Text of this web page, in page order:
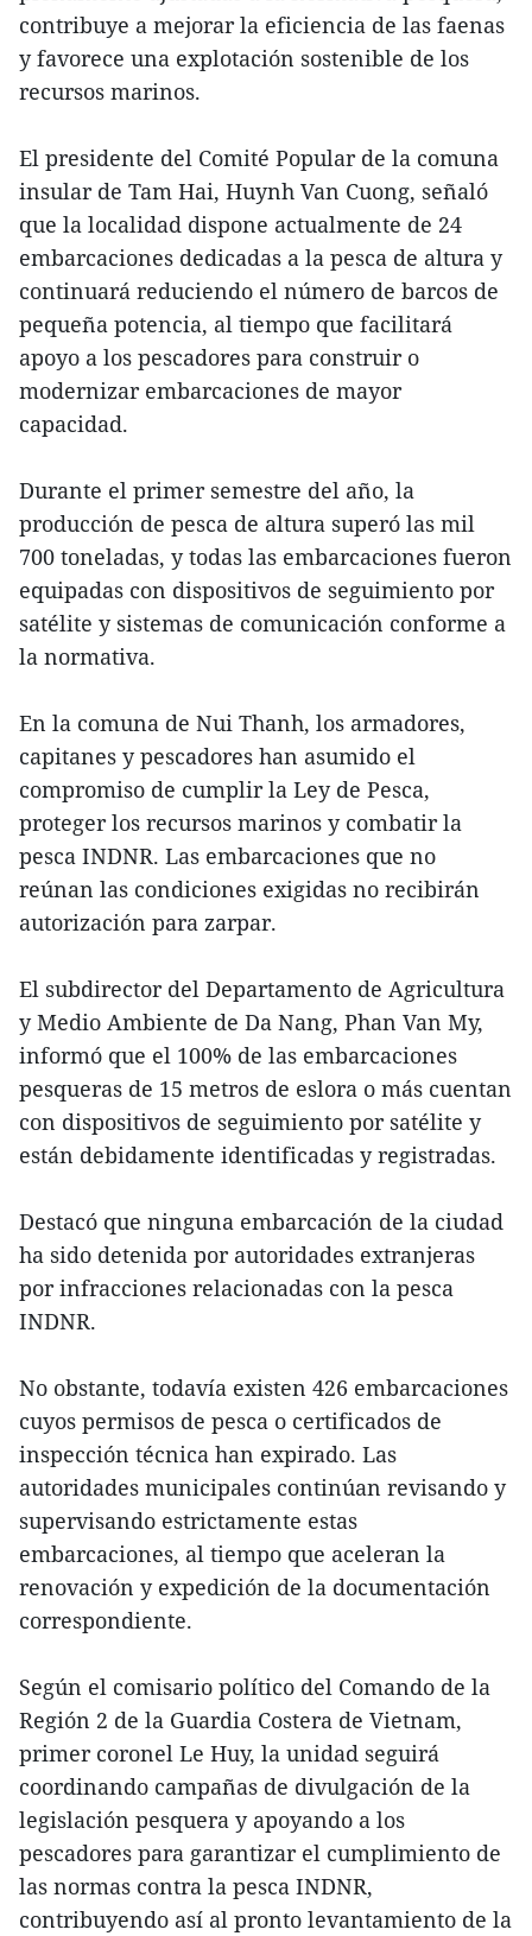
contribuye a mejorar la eficiencia de las faenas
y favorece una explotación sostenible de los
recursos marinos.
El presidente del Comité Popular de la comuna
insular de Tam Hai, Huynh Van Cuong, señaló
que la localidad dispone actualmente de 24
embarcaciones dedicadas a la pesca de altura y
continuará reduciendo el número de barcos de
pequeña potencia, al tiempo que facilitará
apoyo a los pescadores para construir o
modernizar embarcaciones de mayor
capacidad.
Durante el primer semestre del año, la
producción de pesca de altura superó las mil
700 toneladas, y todas las embarcaciones fueron
equipadas con dispositivos de seguimiento por
satélite y sistemas de comunicación conforme a
la normativa.
En la comuna de Nui Thanh, los armadores,
capitanes y pescadores han asumido el
compromiso de cumplir la Ley de Pesca,
proteger los recursos marinos y combatir la
pesca INDNR. Las embarcaciones que no
reúnan las condiciones exigidas no recibirán
autorización para zarpar.
El subdirector del Departamento de Agricultura
y Medio Ambiente de Da Nang, Phan Van My,
informó que el 100% de las embarcaciones
pesqueras de 15 metros de eslora o más cuentan
con dispositivos de seguimiento por satélite y
están debidamente identificadas y registradas.
Destacó que ninguna embarcación de la ciudad
ha sido detenida por autoridades extranjeras
por infracciones relacionadas con la pesca
INDNR.
No obstante, todavía existen 426 embarcaciones
cuyos permisos de pesca o certificados de
inspección técnica han expirado. Las
autoridades municipales continúan revisando y
supervisando estrictamente estas
embarcaciones, al tiempo que aceleran la
renovación y expedición de la documentación
correspondiente.
Según el comisario político del Comando de la
Región 2 de la Guardia Costera de Vietnam,
primer coronel Le Huy, la unidad seguirá
coordinando campañas de divulgación de la
legislación pesquera y apoyando a los
pescadores para garantizar el cumplimiento de
las normas contra la pesca INDNR,
contribuyendo así al pronto levantamiento de la